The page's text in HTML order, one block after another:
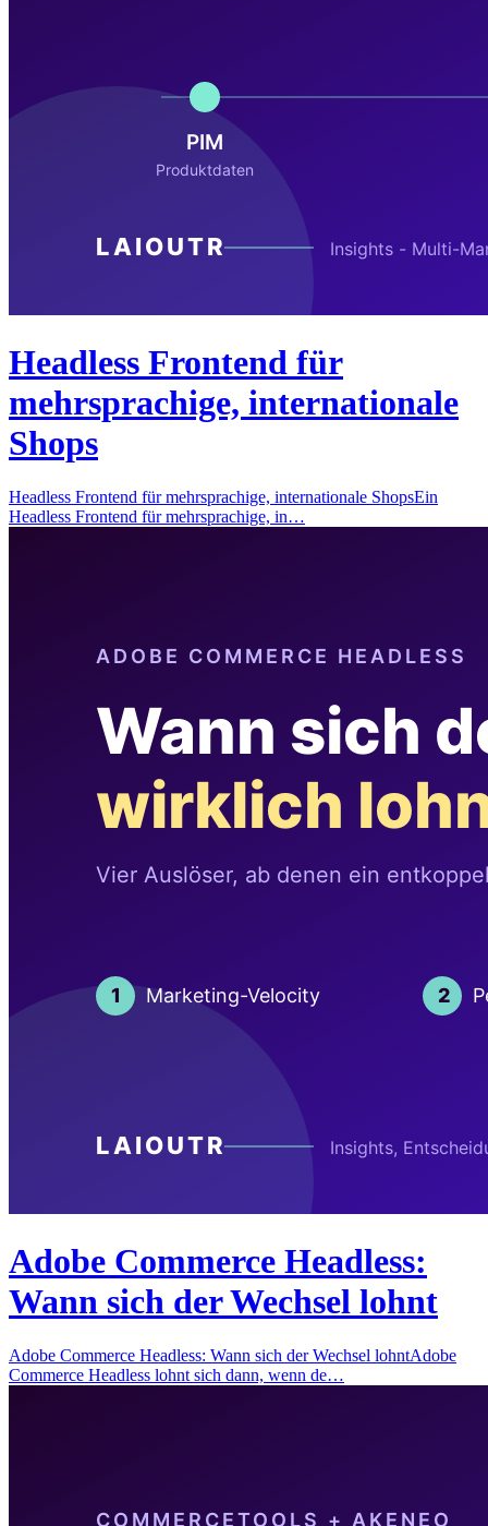
Headless Frontend für
mehrsprachige, internationale
Shops
Headless Frontend für mehrsprachige, internationale ShopsEin
Headless Frontend für mehrsprachige, in…
Adobe Commerce Headless:
Wann sich der Wechsel lohnt
Adobe Commerce Headless: Wann sich der Wechsel lohntAdobe
Commerce Headless lohnt sich dann, wenn de…